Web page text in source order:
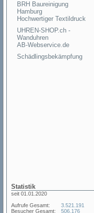
BRH Baureinigung
Hamburg
Hochwertiger Textildruck
UHREN-SHOP.ch -
Wanduhren
AB-Webservice.de
Schädlingsbekämpfung
Statistik
seit 01.01.2020
Aufrufe Gesamt:
Besucher Gesamt:
3.521.191
506.176